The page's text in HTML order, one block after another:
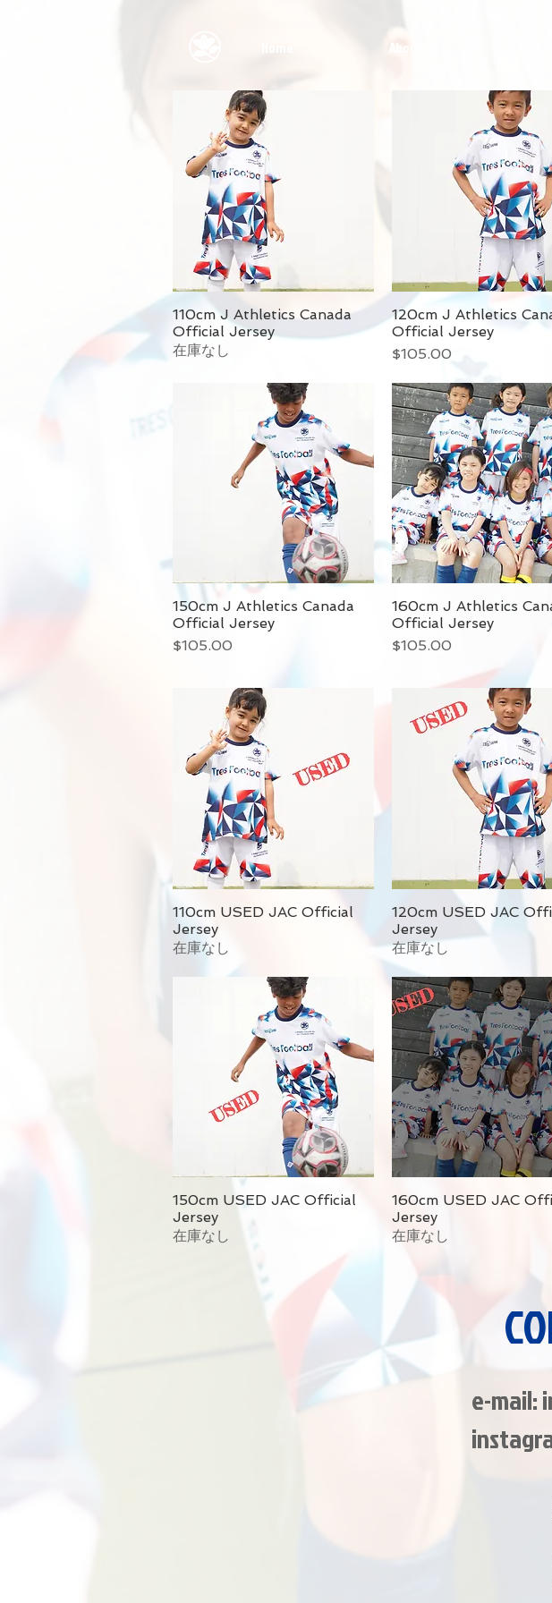
About
110cm J Athletics Canada
Official Jersey
在庫なし
120cm J Athletics
Official Jersey
価格
$105.00
150cm J Athletics Canada
Official Jersey
価格
$105.00
160cm J Athletics
Official Jersey
価格
$105.00
110cm USED JAC Official
Jersey
在庫なし
120cm USED JAC
Jersey
在庫なし
150cm USED JAC Official
Jersey
在庫なし
160cm USED JAC
Jersey
在庫なし
e-mail: